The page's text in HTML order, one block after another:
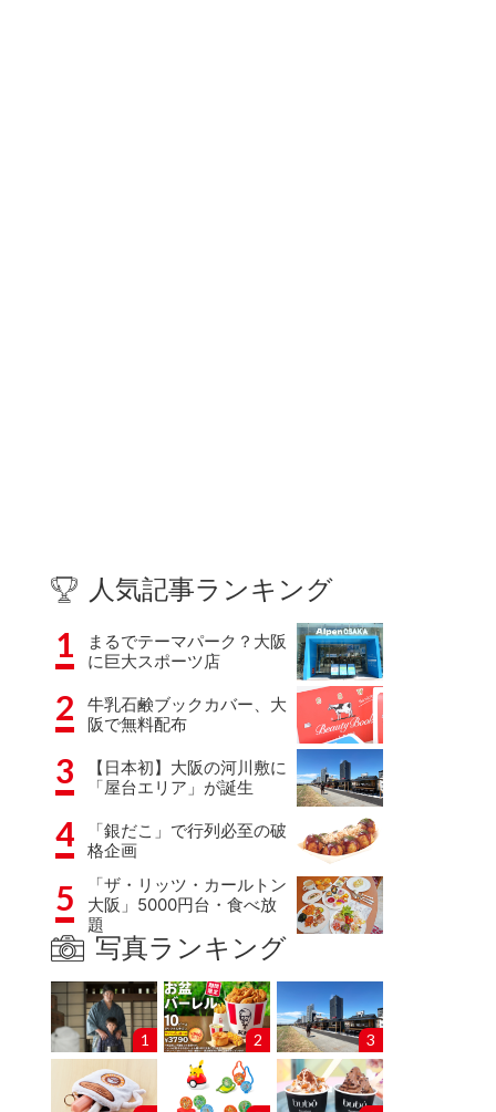
人気記事ランキング
1
まるでテーマパーク？大阪
に巨大スポーツ店
2
牛乳石鹸ブックカバー、大
阪で無料配布
3
【日本初】大阪の河川敷に
「屋台エリア」が誕生
4
「銀だこ」で行列必至の破
格企画
5
「ザ・リッツ・カールトン
大阪」5000円台・食べ放
題
写真ランキング
1 2 3